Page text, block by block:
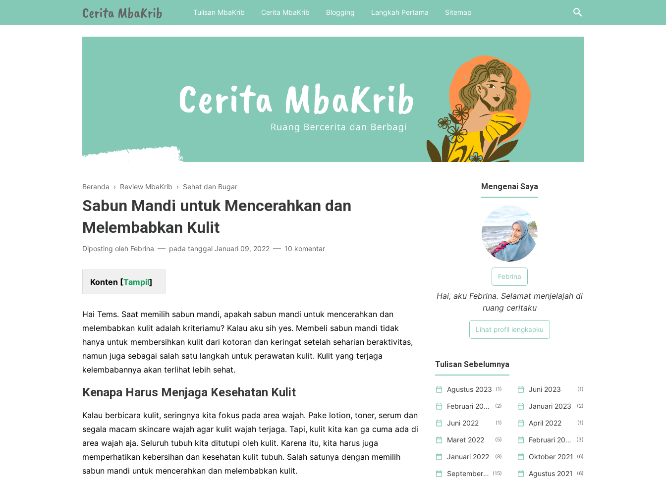
Tulisan MbaKrib Cerita MbaKrib Blogging Langkah Pertama Sitemap
Beranda › Review MbaKrib › Sehat dan Bugar
Sabun Mandi untuk Mencerahkan dan
Melembabkan Kulit
Diposting oleh Febrina pada tanggal Januari 09, 2022 10 komentar
Konten [Tampil]
Hai Tems. Saat memilih sabun mandi, apakah sabun mandi untuk mencerahkan dan
melembabkan kulit adalah kriteriamu? Kalau aku sih yes. Membeli sabun mandi tidak
hanya untuk membersihkan kulit dari kotoran dan keringat setelah seharian beraktivitas,
namun juga sebagai salah satu langkah untuk perawatan kulit. Kulit yang terjaga
kelembabannya akan terlihat lebih sehat.
Kenapa Harus Menjaga Kesehatan Kulit
Kalau berbicara kulit, seringnya kita fokus pada area wajah. Pake lotion, toner, serum dan
segala macam skincare wajah agar kulit wajah terjaga. Tapi, kulit kita kan ga cuma ada di
area wajah aja. Seluruh tubuh kita ditutupi oleh kulit. Karena itu, kita harus juga
memperhatikan kebersihan dan kesehatan kulit tubuh. Salah satunya dengan memilih
sabun mandi untuk mencerahkan dan melembabkan kulit.
Mengenai Saya
Febrina
Hai, aku Febrina. Selamat menjelajah di
ruang ceritaku
Lihat profil lengkapku
Tulisan Sebelumnya
Agustus 2023 1 Juni 2023 1
Februari 2023 2 Januari 2023 2
Juni 2022 1 April 2022 1
Maret 2022 5 Februari 2022 3
Januari 2022 8 Oktober 2021 6
September 2021 15 Agustus 2021 6